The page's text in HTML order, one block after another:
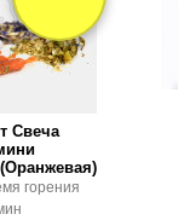
Свеча
горения